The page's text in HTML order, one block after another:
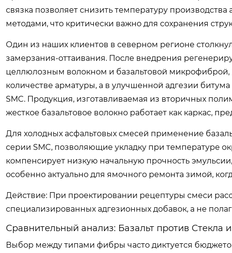
связка позволяет снизить температуру
методами, что критически важно для сохранения
Один из наших клиентов в северном регионе
замерзания-оттаивания. После внедрения
целлюлозным волокном и базальтовой микрофиброй,
количестве арматуры, а в улучшенной адгезии
SMC. Продукция, изготавливаемая из вторичных
жесткое базальтовое волокно работает как каркас,
Для холодных асфальтовых смесей применение
серии SMC, позволяющие укладку при температуре
компенсирует низкую начальную прочность
особенно актуально для ямочного ремонта зимой,
Действие: При проектировании рецептуры смеси
специализированных адгезионных добавок, а не
Сравнительный анализ: Базальт против Стекла
Выбор между типами фибры часто диктуется